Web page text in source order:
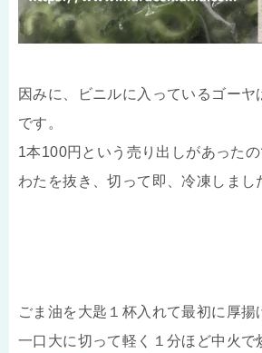
因みに、ビニルに入っているゴーヤ
です。
1本100円という売り出しがあった
わたを抜き、切って即、冷凍しまし
ごま油を大匙１杯入れて最初に厚揚
一口大に切って軽く１分ほど中火で